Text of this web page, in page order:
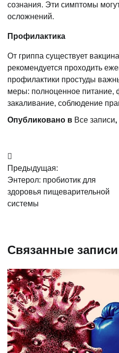
сознания. Эти симптомы
осложнений.
Профилактика
От гриппа существует
рекомендуется проходить
профилактики простуды
меры: полноценное питание,
закаливание, соблюдение
Опубликовано в Все записи,
Навигация
по
записям
Предыдущая:
Энтерол: пробиотик для
здоровья пищеварительной
системы
Связанные записи